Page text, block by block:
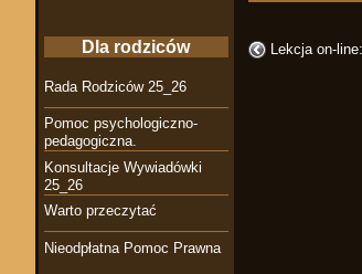
Lekcja on-
Dla rodziców
Rada Rodziców 25_26
Pomoc psychologiczno-
pedagogiczna.
Konsultacje Wywiadówki
25_26
Warto przeczytać
Nieodpłatna Pomoc Prawna